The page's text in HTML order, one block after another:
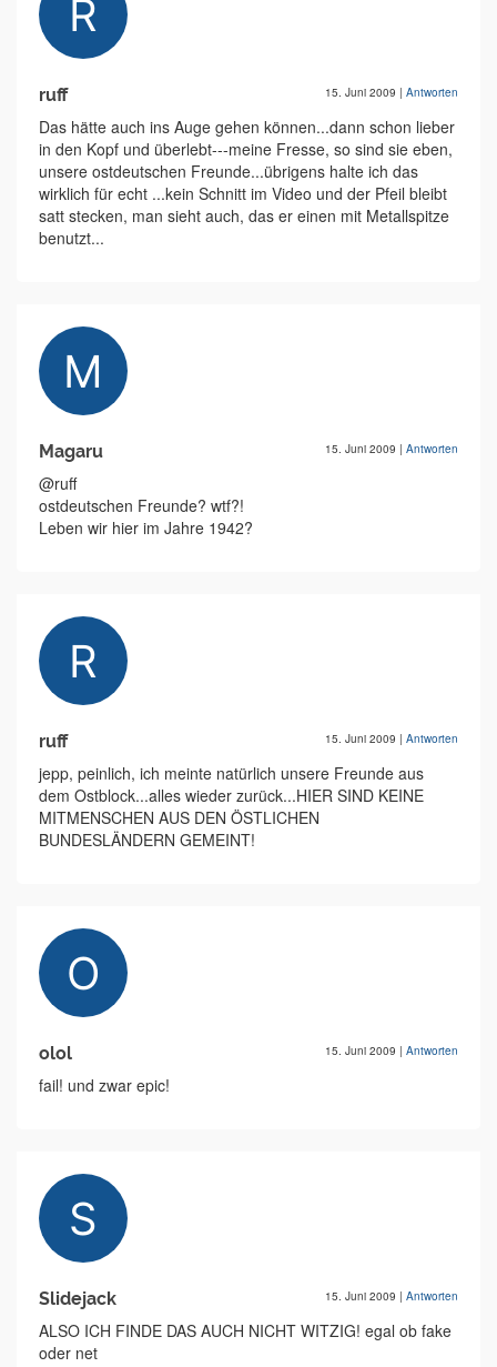
ruff 15. Juni 2009 | Antworten
Das hätte auch ins Auge gehen können...dann schon lieber
in den Kopf und überlebt---meine Fresse, so sind sie eben,
unsere ostdeutschen Freunde...übrigens halte ich das
wirklich für echt ...kein Schnitt im Video und der Pfeil bleibt
satt stecken, man sieht auch, das er einen mit Metallspitze
benutzt...
Magaru 15. Juni 2009 | Antworten
@ruff
ostdeutschen Freunde? wtf?!
Leben wir hier im Jahre 1942?
ruff 15. Juni 2009 | Antworten
jepp, peinlich, ich meinte natürlich unsere Freunde aus
dem Ostblock...alles wieder zurück...HIER SIND KEINE
MITMENSCHEN AUS DEN ÖSTLICHEN
BUNDESLÄNDERN GEMEINT!
olol 15. Juni 2009 | Antworten
fail! und zwar epic!
Slidejack 15. Juni 2009 | Antworten
ALSO ICH FINDE DAS AUCH NICHT WITZIG! egal ob fake
oder net